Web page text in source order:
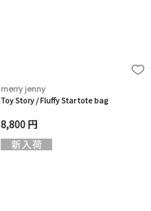
merry jenny
Toy Story / Fluffy Star tote bag
8,800 円